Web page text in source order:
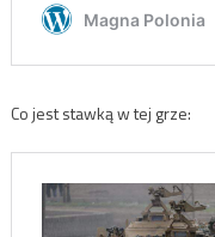
Co jest stawką w tej grze: